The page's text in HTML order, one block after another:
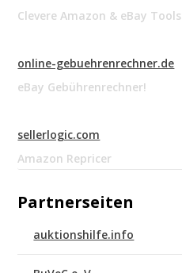
Clevere Amazon & eBay Tools
online-gebuehrenrechner.de
eBay Gebührenrechner!
sellerlogic.com
Amazon Repricer
Partnerseiten
auktionshilfe.info